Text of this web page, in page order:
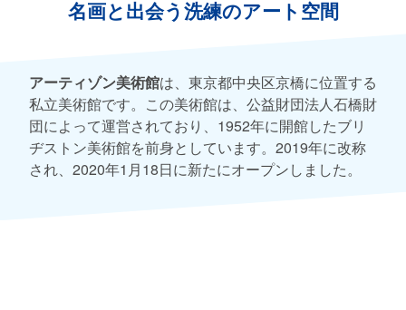
名画と出会う洗練のアート空間
アーティゾン美術館は、東京都中央区京橋に位置する
私立美術館です。この美術館は、公益財団法人石橋財
団によって運営されており、1952年に開館したブリ
ヂストン美術館を前身としています。2019年に改称
され、2020年1月18日に新たにオープンしました。